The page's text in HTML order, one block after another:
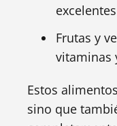
Frutas y
vitaminas
Estos
sino que